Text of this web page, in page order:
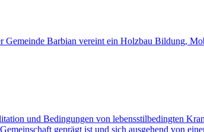
Gemeinde Barbian vereint ein Holzbau Bildung,
und Bedingungen von lebensstilbedingten
geprägt ist und sich ausgehend von